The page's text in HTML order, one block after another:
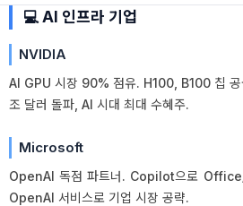
💻 AI 인프라 기업
NVIDIA
AI GPU 시장 90% 점유. H100, B100 칩 공
조 달러 돌파, AI 시대 최대 수혜주.
Microsoft
OpenAI 독점 파트너. Copilot으로
OpenAI 서비스로 기업 시장 공략.